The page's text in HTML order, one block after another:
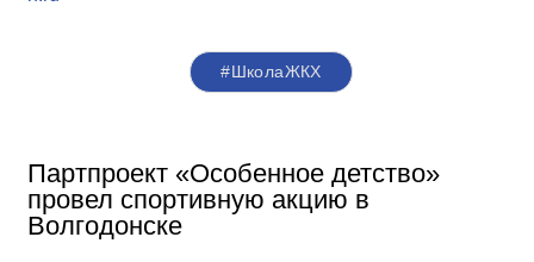
#ШколаЖКХ
Партпроект «Особенное детство»
провел спортивную акцию в
Волгодонске